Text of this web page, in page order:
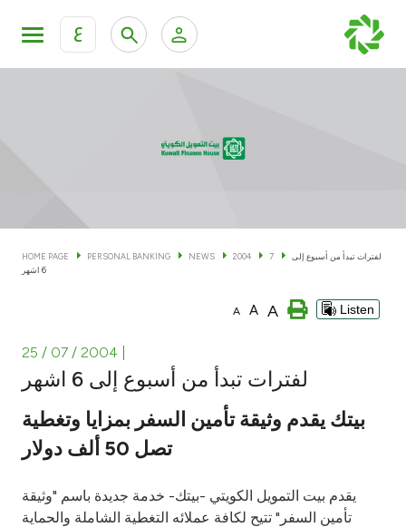
ع
KFH Online Corporate Banking Services
Cards
Investment
Ways to bank
Tools & Services
HOME PAGE PERSONAL BANKING NEWS 2004 7
لفترات تبدأ من أسبوع إلى
6 اشهر
A A A Listen
25 / 07 / 2004
لفترات تبدأ من أسبوع إلى 6 اشهر
بيتك يقدم وثيقة تأمين السفر بمزايا وتغطية
تصل 50 ألف دولار
يقدم بيت التمويل الكويتي -بيتك- خدمة جديدة باسم "وثيقة
تأمين السفر" تتيح لكافة عملائه التغطية الشاملة والحماية